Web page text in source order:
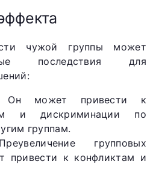
чужой группы может
последствия для
Он может привести к
и дискриминации по
группам.
групповых
привести к конфликтам и